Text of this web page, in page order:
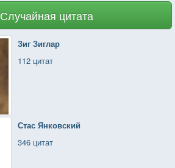
Случайная цитата
Зиг Зиглар
112 цитат
Стас Янковский
346 цитат